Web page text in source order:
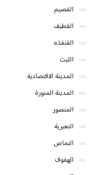
القصيم
القطيف
القنفذه
الليث
المدينة الاقتصادية
المدينة المنورة
المنصور
النعيرية
النماص
الهفوف